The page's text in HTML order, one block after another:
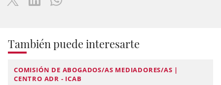
También puede interesarte
COMISIÓN DE ABOGADOS/AS MEDIADORES/AS |
CENTRO ADR - ICAB